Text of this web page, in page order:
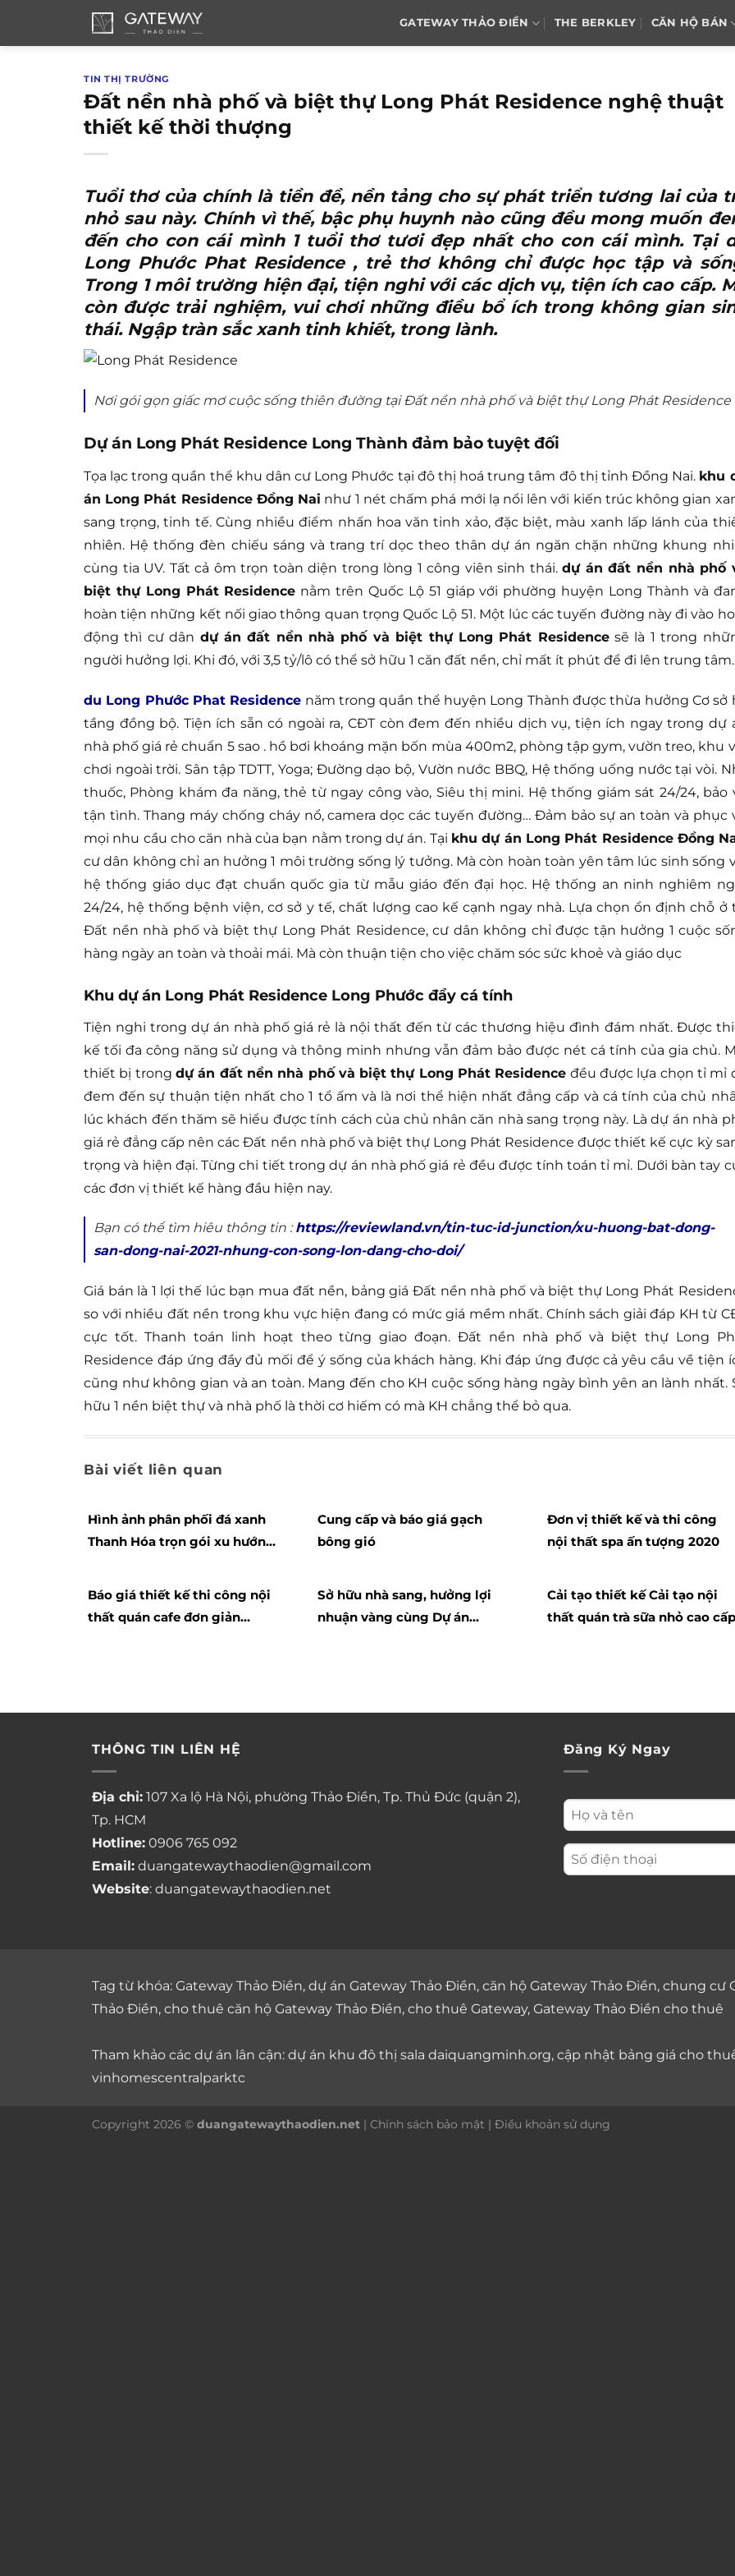
GATEWAY THẢO ĐIỀN THE BERKLEY CĂN HỘ BÁN
TIN THỊ TRƯỜNG
Đất nền nhà phố và biệt thự Long Phát Residence nghệ thuật
thiết kế thời thượng
Tuổi thơ của chính là tiền đề, nền tảng cho sự phát triển tương lai của
nhỏ sau này. Chính vì thế, bậc phụ huynh nào cũng đều mong muốn
đến cho con cái mình 1 tuổi thơ tươi đẹp nhất cho con cái mình. Tại
Long Phước Phat Residence, trẻ thơ không chỉ được học tập và
Trong 1 môi trường hiện đại, tiện nghi với các dịch vụ, tiện ích cao cấp.
còn được trải nghiệm, vui chơi những điều bổ ích trong không gian
thái. Ngập tràn sắc xanh tinh khiết, trong lành.
Nơi gói gọn giấc mơ cuộc sống thiên đường tại Đất nền nhà phố và biệt thự Long Phát Residence
Dự án Long Phát Residence Long Thành đảm bảo tuyệt đối
Tọa lạc trong quần thể khu dân cư Long Phước tại đô thị hoá trung tâm đô thị tỉnh Đồng Nai. khu
án Long Phát Residence Đồng Nai như 1 nét chấm phá mới lạ nổi lên với kiến trúc không gian
sang trọng, tinh tế. Cùng nhiều điểm nhấn hoa văn tinh xảo, đặc biệt, màu xanh lấp lánh của
nhiên. Hệ thống đèn chiếu sáng và trang trí dọc theo thân dự án ngăn chặn những khung
cùng tia UV. Tất cả ôm trọn toàn diện trong lòng 1 công viên sinh thái.dự án đất nền nhà phố
biệt thự Long Phát Residence nằm trên Quốc Lộ 51 giáp với phường huyện Long Thành và
hoàn tiện những kết nối giao thông quan trọng Quốc Lộ 51. Một lúc các tuyến đường này đi vào
động thì cư dân dự án đất nền nhà phố và biệt thự Long Phát Residencesẽ là 1 trong
người hưởng lợi. Khi đó, với 3,5 tỷ/lô có thể sở hữu 1 căn đất nền, chỉ mất ít phút để đi lên trung tâm.
du Long Phước Phat Residence năm trong quần thể huyện Long Thành được thừa hưởng Cơ sở
tầng đồng bộ. Tiện ích sẵn có ngoài ra, CĐT còn đem đến nhiều dịch vụ, tiện ích ngay trong dự
nhà phố giá rẻ chuẩn 5 sao . hồ bơi khoáng mặn bốn mùa 400m2, phòng tập gym, vườn treo, khu
chơi ngoài trời. Sân tập TDTT, Yoga; Đường dạo bộ, Vườn nước BBQ, Hệ thống uống nước tại vòi.
thuốc, Phòng khám đa năng, thẻ từ ngay công vào, Siêu thị mini. Hệ thống giám sát 24/24, bảo
tận tình. Thang máy chống cháy nổ, camera dọc các tuyến đường… Đảm bảo sự an toàn và phục
mọi nhu cầu cho căn nhà của bạn nằm trong dự án. Tại khu dự án Long Phát Residence Đồng
cư dân không chỉ an hưởng 1 môi trường sống lý tưởng. Mà còn hoàn toàn yên tâm lúc sinh sống
hệ thống giáo dục đạt chuẩn quốc gia từ mẫu giáo đến đại học. Hệ thống an ninh nghiêm
24/24, hệ thống bệnh viện, cơ sở y tế, chất lượng cao kế cạnh ngay nhà. Lựa chọn ổn định chỗ ở
Đất nền nhà phố và biệt thự Long Phát Residence, cư dân không chỉ được tận hưởng 1 cuộc
hàng ngày an toàn và thoải mái. Mà còn thuận tiện cho việc chăm sóc sức khoẻ và giáo dục
Khu dự án Long Phát Residence Long Phước đầy cá tính
Tiện nghi trong dự án nhà phố giá rẻ là nội thất đến từ các thương hiệu đình đám nhất. Được
kế tối đa công năng sử dụng và thông minh nhưng vẫn đảm bảo được nét cá tính của gia chủ.
thiết bị trong dự án đất nền nhà phố và biệt thự Long Phát Residence đều được lựa chọn tỉ mỉ
đem đến sự thuận tiện nhất cho 1 tổ ấm và là nơi thể hiện nhất đẳng cấp và cá tính của chủ
lúc khách đến thăm sẽ hiểu được tính cách của chủ nhân căn nhà sang trọng này. Là dự án nhà
giá rẻ đẳng cấp nên các Đất nền nhà phố và biệt thự Long Phát Residence được thiết kế cực kỳ
trọng và hiện đại. Từng chi tiết trong dự án nhà phố giá rẻ đều được tính toán tỉ mỉ. Dưới bàn tay
các đơn vị thiết kế hàng đầu hiện nay.
Bạn có thể tìm hiêu thông tin :https://reviewland.vn/tin-tuc-id-junction/xu-huong-bat-dong-
san-dong-nai-2021-nhung-con-song-lon-dang-cho-doi/
Giá bán là 1 lợi thế lúc bạn mua đất nền, bảng giá Đất nền nhà phố và biệt thự Long Phát
so với nhiều đất nền trong khu vực hiện đang có mức giá mềm nhất. Chính sách giải đáp KH từ
cực tốt. Thanh toán linh hoạt theo từng giao đoạn. Đất nền nhà phố và biệt thự Long
Residence đáp ứng đầy đủ mối để ý sống của khách hàng. Khi đáp ứng được cả yêu cầu về tiện
cũng như không gian và an toàn. Mang đến cho KH cuộc sống hàng ngày bình yên an lành nhất.
hữu 1 nền biệt thự và nhà phố là thời cơ hiếm có mà KH chẳng thể bỏ qua.
Bài viết liên quan
Hình ảnh phân phối đá xanh
Thanh Hóa trọn gói xu hướng
Cung cấp và báo giá gạch
bông gió
Đơn vị thiết kế và thi công
nội thất spa ấn tượng 2020
Báo giá thiết kế thi công nội
thất quán cafe đơn giản
Sở hữu nhà sang, hưởng lợi
nhuận vàng cùng Dự án
Cải tạo thiết kế Cải tạo nội
thất quán trà sữa nhỏ cao cấp
THÔNG TIN LIÊN HỆ
Địa chỉ: 107 Xa lộ Hà Nội, phường Thảo Điền, Tp. Thủ Đức (quận 2),
Tp. HCM
Hotline: 0906 765 092
Email: duangatewaythaodien@gmail.com
Website: duangatewaythaodien.net
Đăng Ký Ngay
Tag từ khóa: Gateway Thảo Điền, dự án Gateway Thảo Điền, căn hộ Gateway Thảo Điền, chung cư
Thảo Điền, cho thuê căn hộ Gateway Thảo Điền, cho thuê Gateway, Gateway Thảo Điền cho thuê
Tham khảo các dự án lân cận: dự án khu đô thị sala daiquangminh.org, cập nhật bảng giá cho
vinhomescentralparktc
Copyright 2026 © duangatewaythaodien.net | Chính sách bảo mật | Điều khoản sử dụng